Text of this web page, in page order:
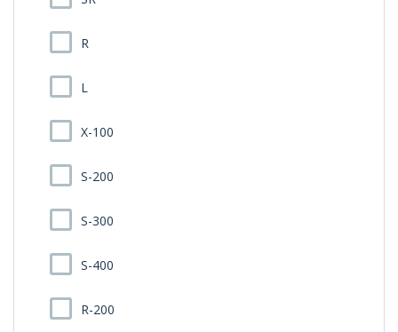
R
L
X-100
S-200
S-300
S-400
R-200